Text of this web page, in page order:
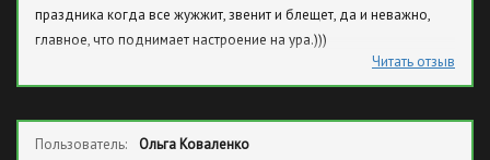
праздника когда все жужжит, звенит и блещет, да и неважно,
главное, что поднимает настроение на ура.)))
Читать отзыв
Пользователь:
Ольга Коваленко